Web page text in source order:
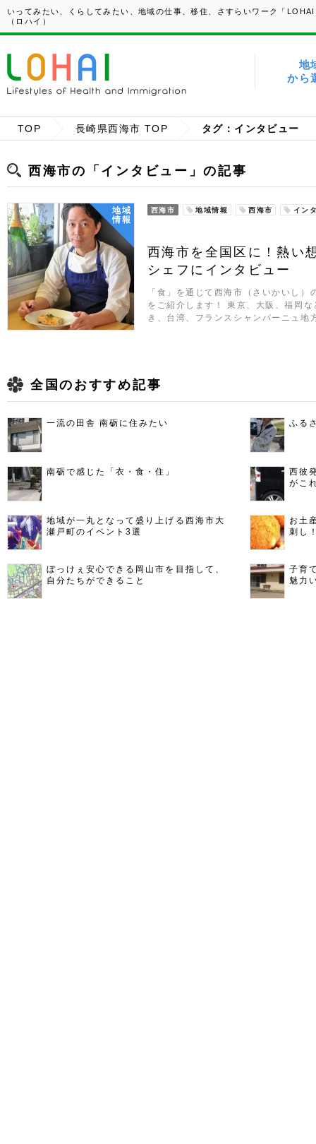
いってみたい、くらしてみたい、地域の仕事、移住、さすらいワーク「
（ロハイ）
地
から
TOP 長崎県西海市 TOP タグ：インタビュー
西海市の「インタビュー」の記事
地域
情報
西海市 地域情報 西海市 イン
西海市を全国区に！熱い
シェフにインタビュー
「食」を通じて西海市（さいかいし
をご紹介します！ 東京、大阪、福岡
き、台湾、フランスシャンパーニュ
全国のおすすめ記事
一流の田舎 南砺に住みたい ふる
南砺で感じた「衣・食・住」
西彼
がこ
地域が一丸となって盛り上げる西海市大
瀬戸町のイベント3選
お土
刺し
ぼっけぇ安心できる岡山市を目指して、
自分たちができること
子育
魅力